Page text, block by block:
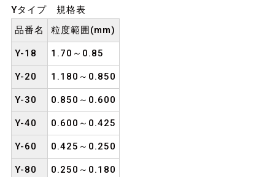
Yタイプ 規格表
品番名
粒度範囲(mm)
Y-18 1.70～0.85
Y-20 1.180～0.850
Y-30 0.850～0.600
Y-40 0.600～0.425
Y-60 0.425～0.250
Y-80 0.250～0.180